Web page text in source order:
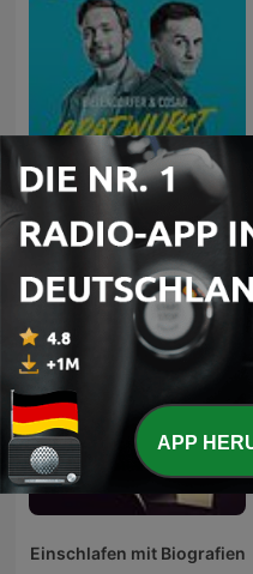
Bratwurst und Baklava -
mit Özcan Cosar und
Bastian Bielendorfer
Einschlafen mit Biografien
APP